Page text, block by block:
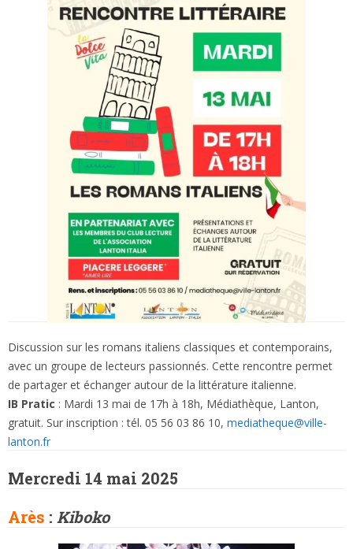
Discussion sur les romans italiens classiques et contemporains,
avec un groupe de lecteurs passionnés. Cette rencontre permet
de partager et échanger autour de la littérature italienne.
IB Pratic : Mardi 13 mai de 17h à 18h, Médiathèque, Lanton,
gratuit. Sur inscription : tél. 05 56 03 86 10, mediatheque@ville-
lanton.fr
Mercredi 14 mai 2025
Arès : Kiboko